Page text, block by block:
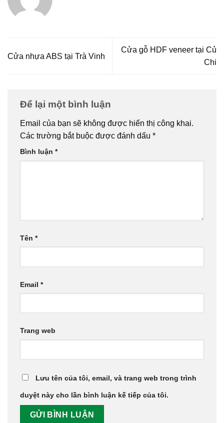
Cửa nhựa ABS tại Trà Vinh
Cửa gỗ HDF veneer tại Củ
Chi
Để lại một bình luận
Email của bạn sẽ không được hiển thị công khai.
Các trường bắt buộc được đánh dấu *
Bình luận *
Tên *
Email *
Trang web
Lưu tên của tôi, email, và trang web trong trình
duyệt này cho lần bình luận kế tiếp của tôi.